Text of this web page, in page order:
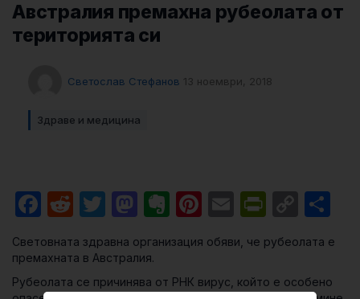
Австралия премахна рубеолата от
територията си
Светослав Стефанов 13 ноември, 2018
Здраве и медицина
Facebook
RedditTwitter
Mastodon
Evernote
Pinterest
Email
Световната здравна организация обяви, че рубеолата е
премахната в Австралия.
Рубеолата се причинява от РНК вирус, който е особено